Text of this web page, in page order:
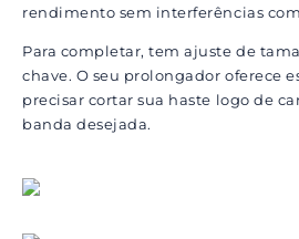
rendimento sem interferências
Para completar, tem ajuste de
chave. O seu prolongador oferece
precisar cortar sua haste logo de
banda desejada.